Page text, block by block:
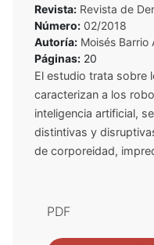
Revista: Revista de
Número: 02/2018
Autoría: Moisés Barrio
Páginas: 20
El estudio trata sobre
caracterizan a los
inteligencia artificial,
distintivas y
de corporeidad,
PDF